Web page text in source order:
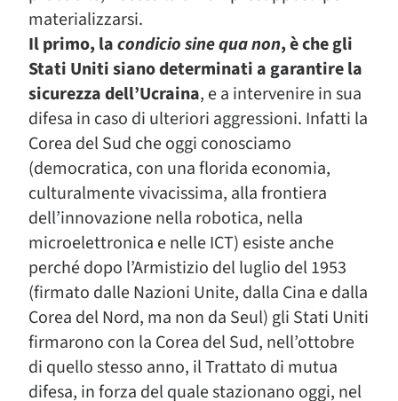
materializzarsi.
Il primo, lacondicio sine qua non, è che gli
Stati Uniti siano determinati a garantire la
sicurezza dell’Ucraina, e a intervenire in sua
difesa in caso di ulteriori aggressioni. Infatti la
Corea del Sud che oggi conosciamo
(democratica, con una florida economia,
culturalmente vivacissima, alla frontiera
dell’innovazione nella robotica, nella
microelettronica e nelle ICT) esiste anche
perché dopo l’Armistizio del luglio del 1953
(firmato dalle Nazioni Unite, dalla Cina e dalla
Corea del Nord, ma non da Seul) gli Stati Uniti
firmarono con la Corea del Sud, nell’ottobre
di quello stesso anno, il Trattato di mutua
difesa, in forza del quale stazionano oggi, nel